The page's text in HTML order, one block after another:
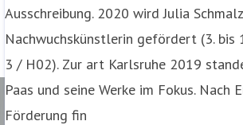
Ausschreibung. 2020 wird Julia
Nachwuchskünstlerin gefördert (3. bis
3 / H02). Zur art Karlsruhe 2019
Paas und seine Werke im Fokus. Nach
Förderung fin